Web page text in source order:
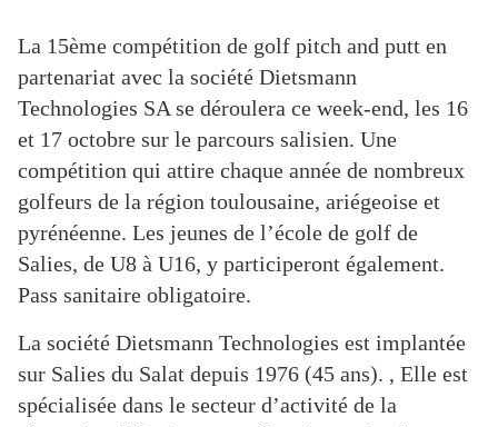
La 15ème compétition de golf pitch and putt en
partenariat avec la société Dietsmann
Technologies SA se déroulera ce week-end, les 16
et 17 octobre sur le parcours salisien. Une
compétition qui attire chaque année de nombreux
golfeurs de la région toulousaine, ariégeoise et
pyrénéenne. Les jeunes de l’école de golf de
Salies, de U8 à U16, y participeront également.
Pass sanitaire obligatoire.
La société Dietsmann Technologies est implantée
sur Salies du Salat depuis 1976 (45 ans). , Elle est
spécialisée dans le secteur d’activité de la